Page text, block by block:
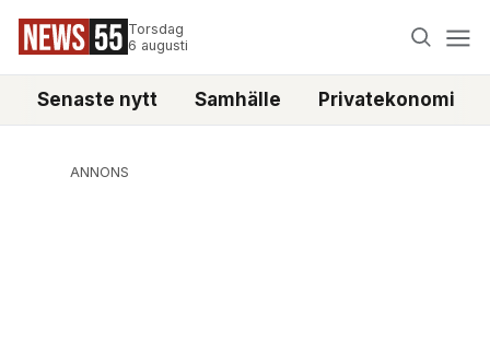
Torsdag
6 augusti
Senaste nytt Samhälle Privatekonomi
ANNONS